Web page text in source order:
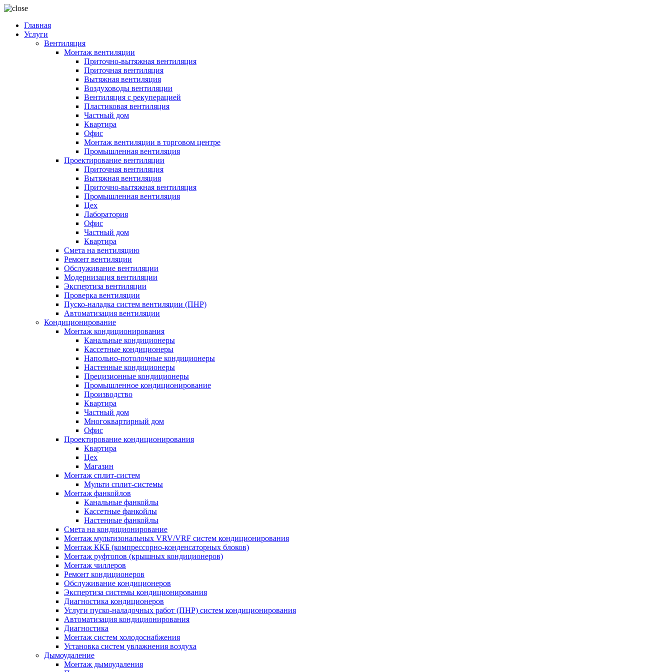
Главная
Услуги
Вентиляция
Монтаж вентиляции
Приточно-вытяжная вентиляция
Приточная вентиляция
Вытяжная вентиляция
Воздуховоды вентиляции
Вентиляция с рекуперацией
Пластиковая вентиляция
Частный дом
Квартира
Офис
Монтаж вентиляции в торговом центре
Промышленная вентиляция
Проектирование вентиляции
Приточная вентиляция
Вытяжная вентиляция
Приточно-вытяжная вентиляция
Промышленная вентиляция
Цех
Лаборатория
Офис
Частный дом
Квартира
Смета на вентиляцию
Ремонт вентиляции
Обслуживание вентиляции
Модернизация вентиляции
Экспертиза вентиляции
Проверка вентиляции
Пуско-наладка систем вентиляции (ПНР)
Автоматизация вентиляции
Кондиционирование
Монтаж кондиционирования
Канальные кондиционеры
Кассетные кондиционеры
Напольно-потолочные кондиционеры
Настенные кондиционеры
Прецизионные кондиционеры
Промышленное кондиционирование
Производство
Квартира
Частный дом
Многоквартирный дом
Офис
Проектирование кондиционирования
Квартира
Цех
Магазин
Монтаж сплит-систем
Мульти сплит-системы
Монтаж фанкойлов
Канальные фанкойлы
Кассетные фанкойлы
Настенные фанкойлы
Смета на кондиционирование
Монтаж мультизональных VRV/VRF систем кондиционирования
Монтаж ККБ (компрессорно-конденсаторных блоков)
Монтаж руфтопов (крышных кондиционеров)
Монтаж чиллеров
Ремонт кондиционеров
Обслуживание кондиционеров
Экспертиза системы кондиционирования
Диагностика кондиционеров
Услуги пуско-наладочных работ (ПНР) систем кондиционирования
Автоматизация кондиционирования
Диагностика
Монтаж систем холодоснабжения
Установка систем увлажнения воздуха
Дымоудаление
Монтаж дымоудаления